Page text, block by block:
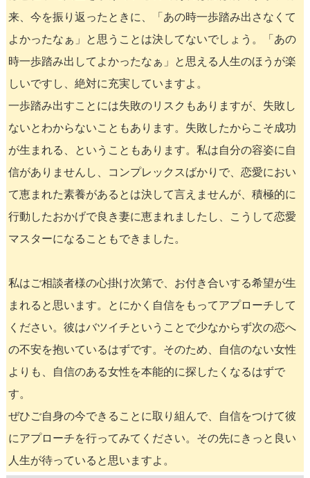
来、今を振り返ったときに、「あの時一歩踏み出さなくて
よかったなぁ」と思うことは決してないでしょう。「あの
時一歩踏み出してよかったなぁ」と思える人生のほうが楽
しいですし、絶対に充実していますよ。
一歩踏み出すことには失敗のリスクもありますが、失敗し
ないとわからないこともあります。失敗したからこそ成功
が生まれる、ということもあります。私は自分の容姿に自
信がありませんし、コンプレックスばかりで、恋愛におい
て恵まれた素養があるとは決して言えませんが、積極的に
行動したおかげで良き妻に恵まれましたし、こうして恋愛
マスターになることもできました。
私はご相談者様の心掛け次第で、お付き合いする希望が生
まれると思います。とにかく自信をもってアプローチして
ください。彼はバツイチということで少なからず次の恋へ
の不安を抱いているはずです。そのため、自信のない女性
よりも、自信のある女性を本能的に探したくなるはずで
す。
ぜひご自身の今できることに取り組んで、自信をつけて彼
にアプローチを行ってみてください。その先にきっと良い
人生が待っていると思いますよ。